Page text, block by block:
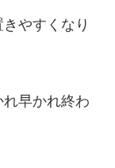
やすくなり
早かれ終わ